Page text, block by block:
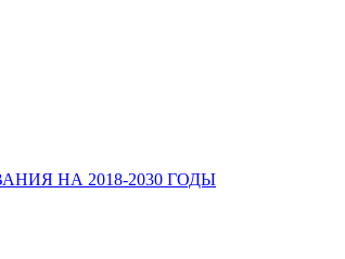
НА 2018-2030 ГОДЫ